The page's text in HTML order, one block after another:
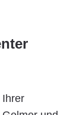
Ihrer